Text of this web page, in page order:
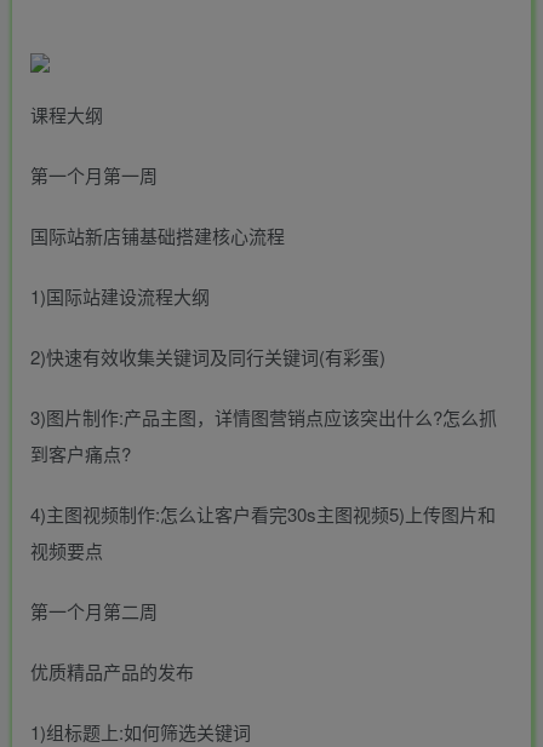
课程大纲
第一个月第一周
国际站新店铺基础搭建核心流程
1)国际站建设流程大纲
2)快速有效收集关键词及同行关键词(有彩蛋)
3)图片制作:产品主图，详情图营销点应该突出什么?怎么抓
到客户痛点?
4)主图视频制作:怎么让客户看完30s主图视频5)上传图片和
视频要点
第一个月第二周
优质精品产品的发布
1)组标题上:如何筛选关键词